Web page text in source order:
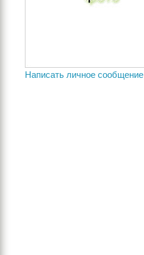
Написать личное сообщение